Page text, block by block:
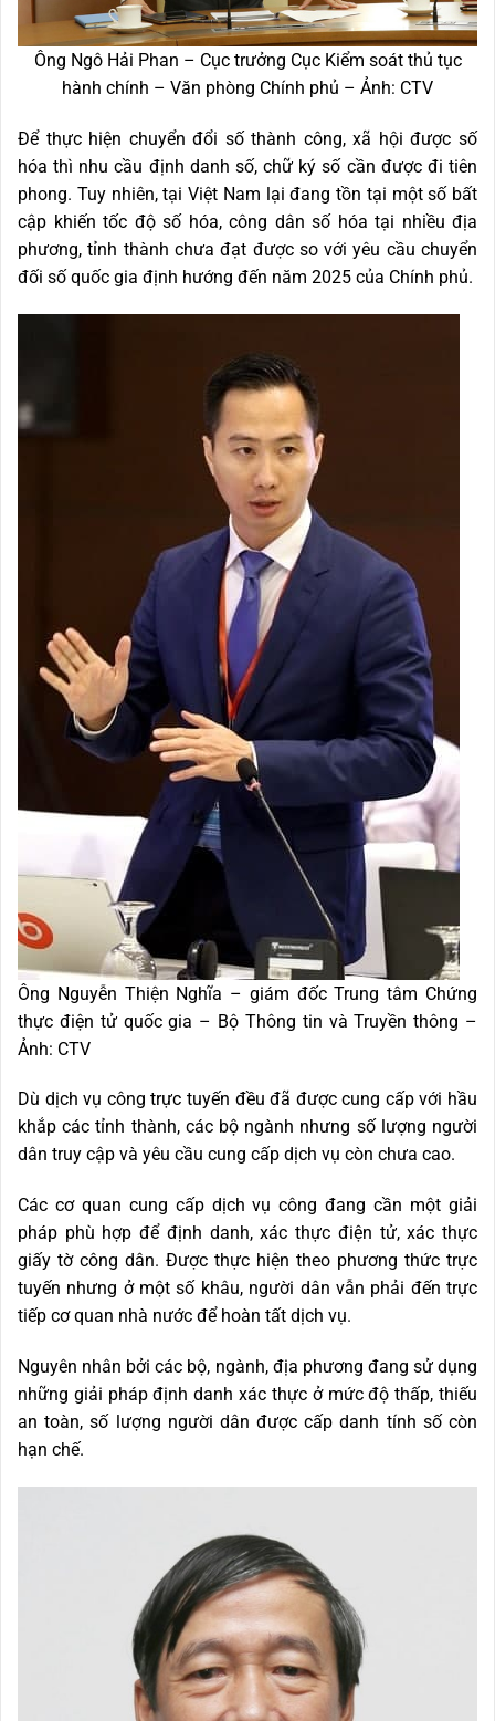
Ông Ngô Hải Phan – Cục trưởng Cục Kiểm soát thủ tục
hành chính – Văn phòng Chính phủ – Ảnh: CTV
Để thực hiện chuyển đổi số thành công, xã hội được số
hóa thì nhu cầu định danh số, chữ ký số cần được đi tiên
phong. Tuy nhiên, tại Việt Nam lại đang tồn tại một số bất
cập khiến tốc độ số hóa, công dân số hóa tại nhiều địa
phương, tỉnh thành chưa đạt được so với yêu cầu chuyển
đối số quốc gia định hướng đến năm 2025 của Chính phủ.
Ông Nguyễn Thiện Nghĩa – giám đốc Trung tâm Chứng
thực điện tử quốc gia – Bộ Thông tin và Truyền thông –
Ảnh: CTV
Dù dịch vụ công trực tuyến đều đã được cung cấp với hầu
khắp các tỉnh thành, các bộ ngành nhưng số lượng người
dân truy cập và yêu cầu cung cấp dịch vụ còn chưa cao.
Các cơ quan cung cấp dịch vụ công đang cần một giải
pháp phù hợp để định danh, xác thực điện tử, xác thực
giấy tờ công dân. Được thực hiện theo phương thức trực
tuyến nhưng ở một số khâu, người dân vẫn phải đến trực
tiếp cơ quan nhà nước để hoàn tất dịch vụ.
Nguyên nhân bởi các bộ, ngành, địa phương đang sử dụng
những giải pháp định danh xác thực ở mức độ thấp, thiếu
an toàn, số lượng người dân được cấp danh tính số còn
hạn chế.